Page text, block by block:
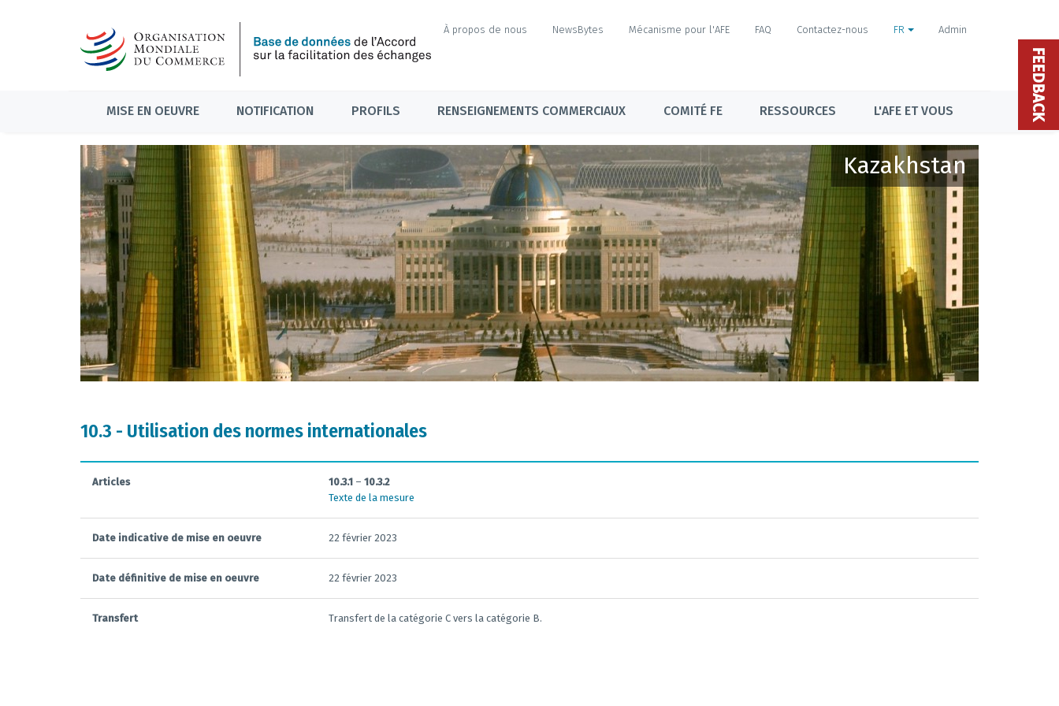
À propos de nous NewsBytes Mécanisme pour l'AFE FAQ Contactez-nous FR Admin
MISE EN OEUVRE NOTIFICATION PROFILS RENSEIGNEMENTS COMMERCIAUX COMITÉ FE RESSOURCES L'AFE ET VOUS
Kazakhstan
10.3 - Utilisation des normes internationales
Articles 10.3.1 – 10.3.2
Texte de la mesure
Date indicative de mise en oeuvre 22 février 2023
Date définitive de mise en oeuvre 22 février 2023
Transfert Transfert de la catégorie C vers la catégorie B.
FEEDBACK